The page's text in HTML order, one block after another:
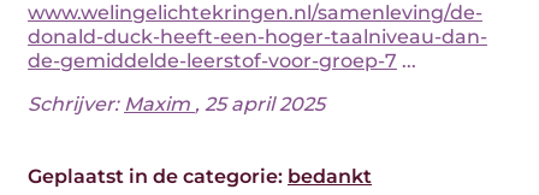
www.welingelichtekringen.nl/samenleving/de-
donald-duck-heeft-een-hoger-taalniveau-dan-
de-gemiddelde-leerstof-voor-groep-7 ...
Schrijver: Maxim , 25 april 2025
Geplaatst in de categorie: bedankt